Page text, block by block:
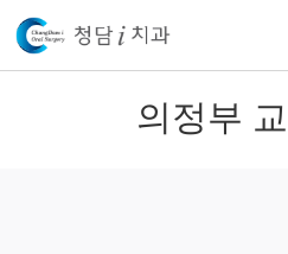
의정부